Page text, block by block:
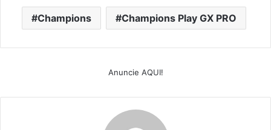
Champions Champions Play GX PRO
Anuncie AQUI!